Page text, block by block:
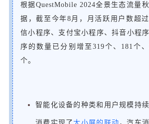
根据QuestMobile 2024全景生态流量
据，截至今年8月，月活跃用户数超
信小程序、支付宝小程序、抖音小程
序的数量已分别增至319个、181个
个。
智能化设备的种类和用户规模持